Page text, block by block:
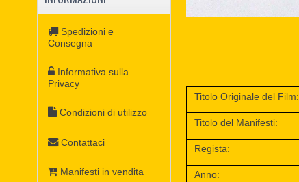
Titolo Originale del Film:
Titolo del Manifesti:
Regista:
Anno:
Spedizioni e
Consegna
Informativa sulla
Privacy
Condizioni di utilizzo
Contattaci
Manifesti in vendita